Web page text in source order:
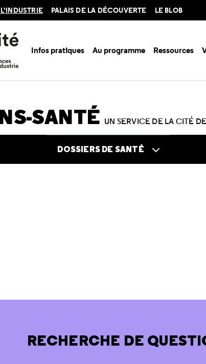
PALAIS DE LA DÉCOUVERTE LE BLOB
Infos pratiques Au programme Ressources
SANTÉ UN SERVICE DE LA CITÉ
DOSSIERS DE SANTÉ
RECHERCHE DE